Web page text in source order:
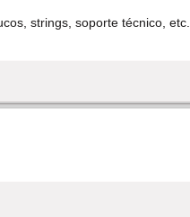
strings, soporte técnico, etc.